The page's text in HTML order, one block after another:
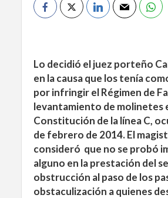
Lo decidió el juez porteño
en la causa que los tenía
por infringir el Régimen de
levantamiento de molinetes
Constitución de la línea C,
de febrero de 2014. El
consideró que no se probó
alguno en la prestación del
obstrucción al paso de los
obstaculización a quienes